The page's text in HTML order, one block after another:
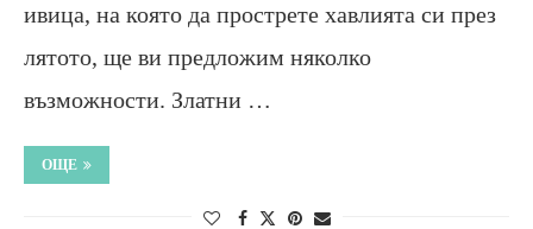
ивица, на която да прострете хавлията си през
лятото, ще ви предложим няколко
възможности. Златни …
ОЩЕ